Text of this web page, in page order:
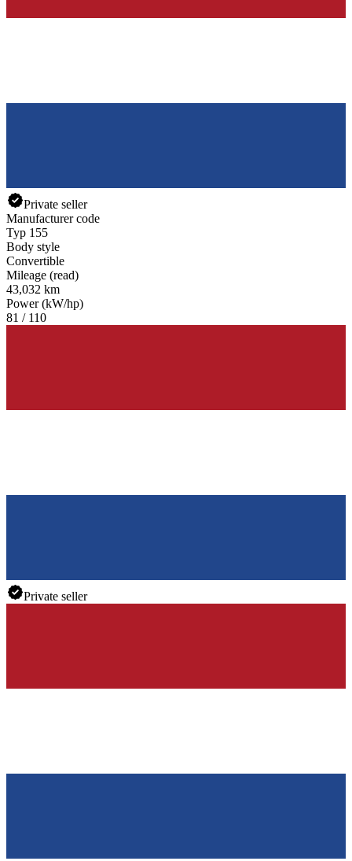
Private seller
Manufacturer code
Typ 155
Body style
Convertible
Mileage (read)
43,032 km
Power (kW/hp)
81 / 110
Private seller